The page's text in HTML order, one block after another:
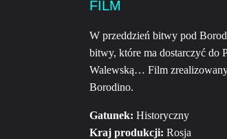
FILM
W przeddzień bitwy pod
bitwy, które ma dostarczyć do
Walewską… Film
Borodino.
Gatunek: Historyczny
Kraj produkcji: Rosja